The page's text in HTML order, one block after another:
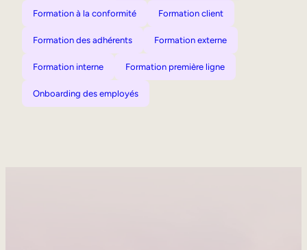
Formation à la conformité Formation client
Formation des adhérents Formation externe
Formation interne Formation première ligne
Onboarding des employés